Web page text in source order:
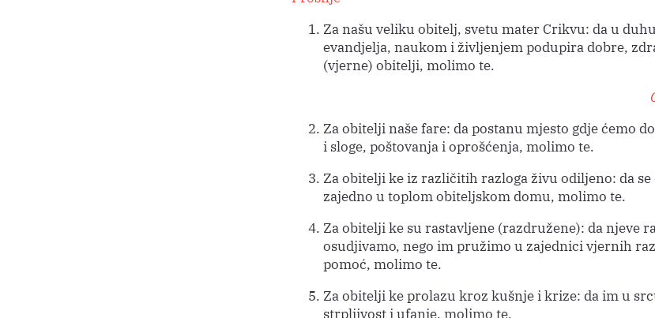
Za našu veliku obitelj, svetu mater Crikvu: da u
evandjelja, naukom i življenjem podupira dobre,
(vjerne) obitelji, molimo te.
Za obitelji naše fare: da postanu mjesto gdje ćemo
i sloge, poštovanja i oprošćenja, molimo te.
Za obitelji ke iz različitih razloga živu odiljeno: da se
zajedno u toplom obiteljskom domu, molimo te.
Za obitelji ke su rastavljene (razdružene): da njeve
osudjivamo, nego im pružimo u zajednici vjernih
pomoć, molimo te.
Za obitelji ke prolazu kroz kušnje i krize: da im u
strpljivost i ufanje, molimo te.